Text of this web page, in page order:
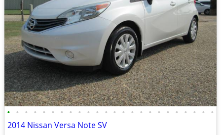
• • • • • • • • • • • • • • • • • • • • • • • •
2014 Nissan Versa Note SV